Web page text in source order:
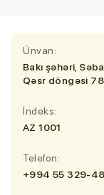
Ünvan:
Bakı şəhəri,
Qəsr döngəsi 78
İndeks:
AZ 1001
Telefon:
+994 55 329-